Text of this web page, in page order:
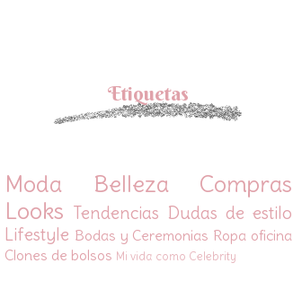
Etiquetas
Moda Belleza
Compras
Looks Tendencias Dudas de estilo
Lifestyle Bodas y Ceremonias Ropa oficina
Clones de bolsos Mi vida como Celebrity